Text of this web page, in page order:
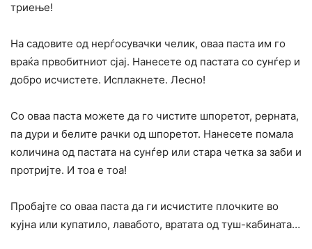
триење!
На садовите од нерѓосувачки челик, оваа паста им го
враќа првобитниот сјај. Нанесете од пастата со сунѓер и
добро исчистете. Исплакнете. Лесно!
Со оваа паста можете да го чистите шпоретот, рерната,
па дури и белите рачки од шпоретот. Нанесете помала
количина од пастата на сунѓер или стара четка за заби и
протријте. И тоа е тоа!
Пробајте со оваа паста да ги исчистите плочките во
кујна или купатило, лавабото, вратата од туш-кабината…